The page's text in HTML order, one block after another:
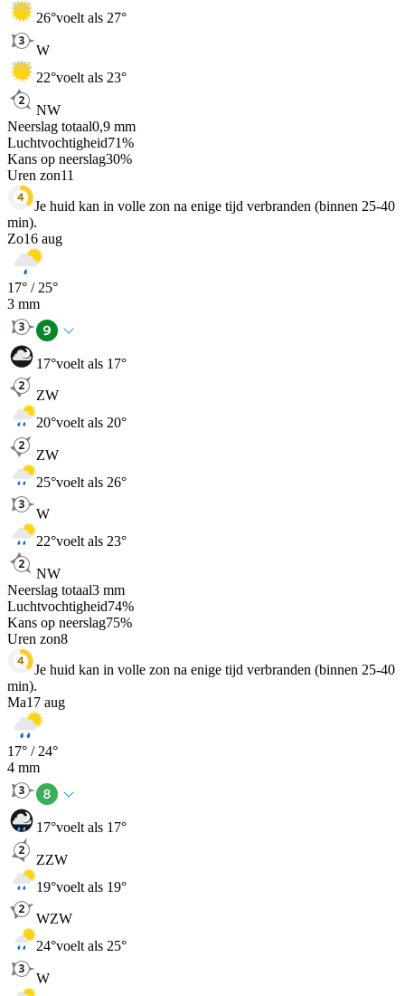
26°voelt als 27°
W
22°voelt als 23°
NW
Neerslag totaal0,9 mm
Luchtvochtigheid71%
Kans op neerslag30%
Uren zon11
Je huid kan in volle zon na enige tijd verbranden (binnen 25-40
min).
Zo16 aug
17° / 25°
3 mm
17°voelt als 17°
ZW
20°voelt als 20°
ZW
25°voelt als 26°
W
22°voelt als 23°
NW
Neerslag totaal3 mm
Luchtvochtigheid74%
Kans op neerslag75%
Uren zon8
Je huid kan in volle zon na enige tijd verbranden (binnen 25-40
min).
Ma17 aug
17° / 24°
4 mm
17°voelt als 17°
ZZW
19°voelt als 19°
WZW
24°voelt als 25°
W